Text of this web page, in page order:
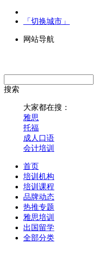
「切换城市」
网站导航
搜索
大家都在搜：
雅思
托福
成人口语
会计培训
首页
培训机构
培训课程
品牌动态
热推专题
雅思培训
出国留学
全部分类